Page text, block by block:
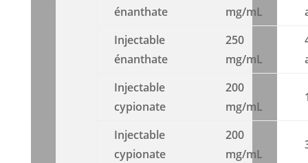
énanthate
mg/mL
Injectable
énanthate
250
mg/mL
Injectable
cypionate
200
mg/mL
Injectable
cypionate
200
mg/mL